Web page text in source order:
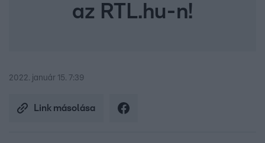
az RTL.hu-n!
2022. január 15. 7:39
Link másolása